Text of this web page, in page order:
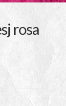
rosa